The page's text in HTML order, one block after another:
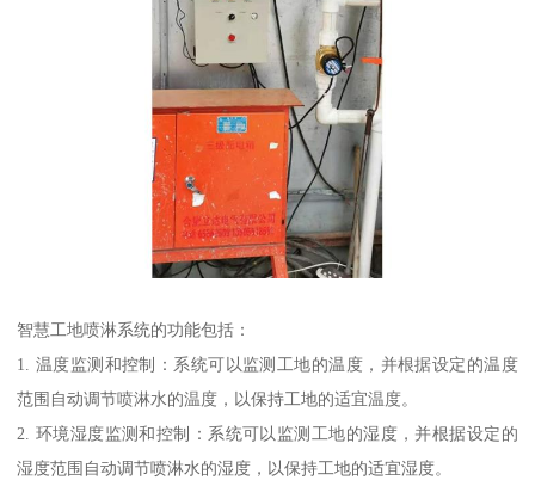
智慧工地喷淋系统的功能包括：
1. 温度监测和控制：系统可以监测工地的温度，并根据设定的温度
范围自动调节喷淋水的温度，以保持工地的适宜温度。
2. 环境湿度监测和控制：系统可以监测工地的湿度，并根据设定的
湿度范围自动调节喷淋水的湿度，以保持工地的适宜湿度。